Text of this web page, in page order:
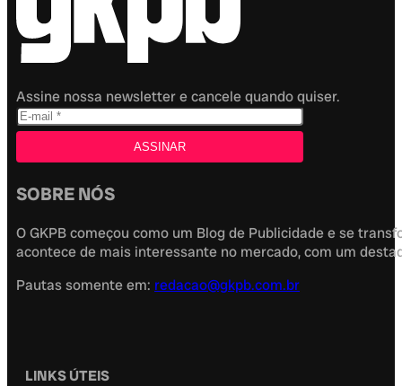
Assine nossa newsletter e cancele quando quiser.
SOBRE NÓS
O GKPB começou como um Blog de Publicidade e se
acontece de mais interessante no mercado, com um
Pautas somente em: redacao@gkpb.com.br
LINKS ÚTEIS